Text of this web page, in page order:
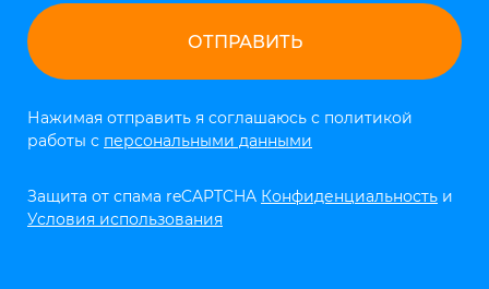
Нажимая отправить я соглашаюсь с политикой
работы с персональными данными
Защита от спама reCAPTCHA Конфиденциальность и
Условия использования